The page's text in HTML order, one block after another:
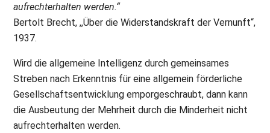
aufrechterhalten werden.“
Bertolt Brecht, ,,Über die Widerstandskraft der Vernunft“,
1937.
Wird die allgemeine Intelligenz durch gemeinsames
Streben nach Erkenntnis für eine allgemein förderliche
Gesellschaftsentwicklung emporgeschraubt, dann kann
die Ausbeutung der Mehrheit durch die Minderheit nicht
aufrechterhalten werden.